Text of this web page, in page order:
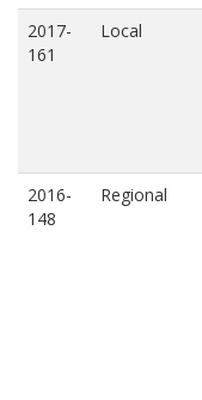
2017-
161
Local
2016-
148
Regional